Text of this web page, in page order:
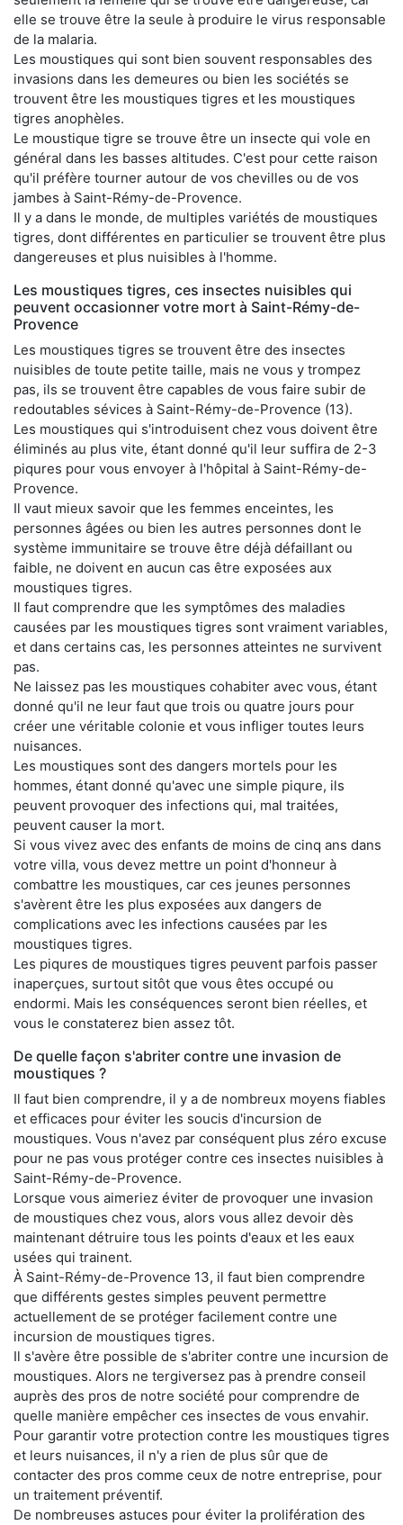
elle se trouve être la seule à produire le virus responsable
de la malaria.
Les moustiques qui sont bien souvent responsables des
invasions dans les demeures ou bien les sociétés se
trouvent être les moustiques tigres et les moustiques
tigres anophèles.
Le moustique tigre se trouve être un insecte qui vole en
général dans les basses altitudes. C'est pour cette raison
qu'il préfère tourner autour de vos chevilles ou de vos
jambes à Saint-Rémy-de-Provence.
Il y a dans le monde, de multiples variétés de moustiques
tigres, dont différentes en particulier se trouvent être plus
dangereuses et plus nuisibles à l'homme.
Les moustiques tigres, ces insectes nuisibles qui
peuvent occasionner votre mort à Saint-Rémy-de-
Provence
Les moustiques tigres se trouvent être des insectes
nuisibles de toute petite taille, mais ne vous y trompez
pas, ils se trouvent être capables de vous faire subir de
redoutables sévices à Saint-Rémy-de-Provence (13).
Les moustiques qui s'introduisent chez vous doivent être
éliminés au plus vite, étant donné qu'il leur suffira de 2-3
piqures pour vous envoyer à l'hôpital à Saint-Rémy-de-
Provence.
Il vaut mieux savoir que les femmes enceintes, les
personnes âgées ou bien les autres personnes dont le
système immunitaire se trouve être déjà défaillant ou
faible, ne doivent en aucun cas être exposées aux
moustiques tigres.
Il faut comprendre que les symptômes des maladies
causées par les moustiques tigres sont vraiment variables,
et dans certains cas, les personnes atteintes ne survivent
pas.
Ne laissez pas les moustiques cohabiter avec vous, étant
donné qu'il ne leur faut que trois ou quatre jours pour
créer une véritable colonie et vous infliger toutes leurs
nuisances.
Les moustiques sont des dangers mortels pour les
hommes, étant donné qu'avec une simple piqure, ils
peuvent provoquer des infections qui, mal traitées,
peuvent causer la mort.
Si vous vivez avec des enfants de moins de cinq ans dans
votre villa, vous devez mettre un point d'honneur à
combattre les moustiques, car ces jeunes personnes
s'avèrent être les plus exposées aux dangers de
complications avec les infections causées par les
moustiques tigres.
Les piqures de moustiques tigres peuvent parfois passer
inaperçues, surtout sitôt que vous êtes occupé ou
endormi. Mais les conséquences seront bien réelles, et
vous le constaterez bien assez tôt.
De quelle façon s'abriter contre une invasion de
moustiques ?
Il faut bien comprendre, il y a de nombreux moyens fiables
et efficaces pour éviter les soucis d'incursion de
moustiques. Vous n'avez par conséquent plus zéro excuse
pour ne pas vous protéger contre ces insectes nuisibles à
Saint-Rémy-de-Provence.
Lorsque vous aimeriez éviter de provoquer une invasion
de moustiques chez vous, alors vous allez devoir dès
maintenant détruire tous les points d'eaux et les eaux
usées qui trainent.
À Saint-Rémy-de-Provence 13, il faut bien comprendre
que différents gestes simples peuvent permettre
actuellement de se protéger facilement contre une
incursion de moustiques tigres.
Il s'avère être possible de s'abriter contre une incursion de
moustiques. Alors ne tergiversez pas à prendre conseil
auprès des pros de notre société pour comprendre de
quelle manière empêcher ces insectes de vous envahir.
Pour garantir votre protection contre les moustiques tigres
et leurs nuisances, il n'y a rien de plus sûr que de
contacter des pros comme ceux de notre entreprise, pour
un traitement préventif.
De nombreuses astuces pour éviter la prolifération des